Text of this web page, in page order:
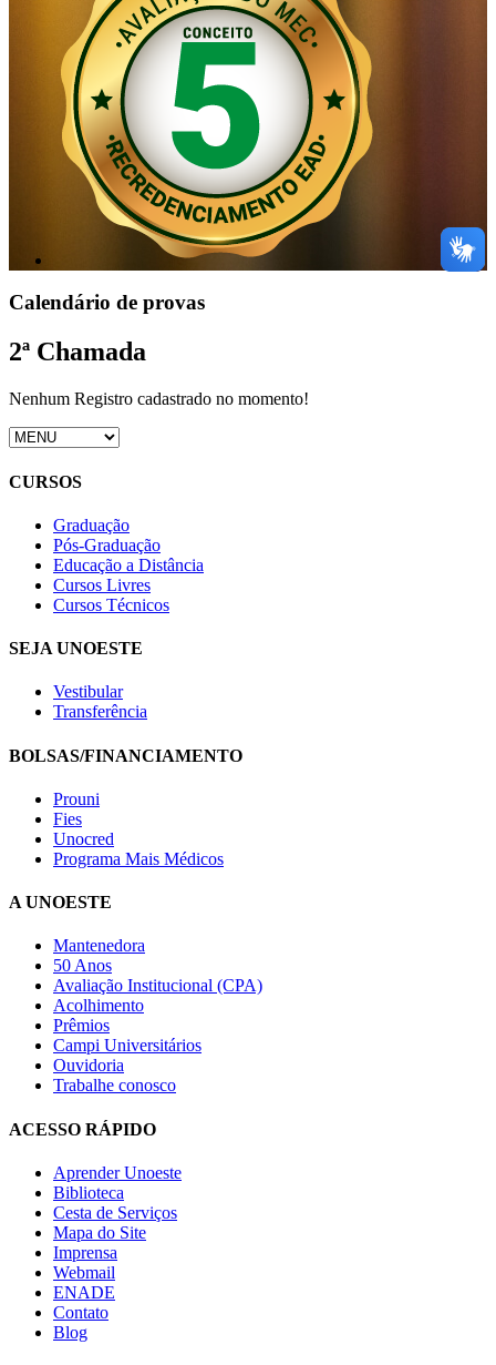
Calendário de provas
2ª Chamada
Nenhum Registro cadastrado no momento!
CURSOS
Graduação
Pós-Graduação
Educação a Distância
Cursos Livres
Cursos Técnicos
SEJA UNOESTE
Vestibular
Transferência
BOLSAS/FINANCIAMENTO
Prouni
Fies
Unocred
Programa Mais Médicos
A UNOESTE
Mantenedora
50 Anos
Avaliação Institucional (CPA)
Acolhimento
Prêmios
Campi Universitários
Ouvidoria
Trabalhe conosco
ACESSO RÁPIDO
Aprender Unoeste
Biblioteca
Cesta de Serviços
Mapa do Site
Imprensa
Webmail
ENADE
Contato
Blog